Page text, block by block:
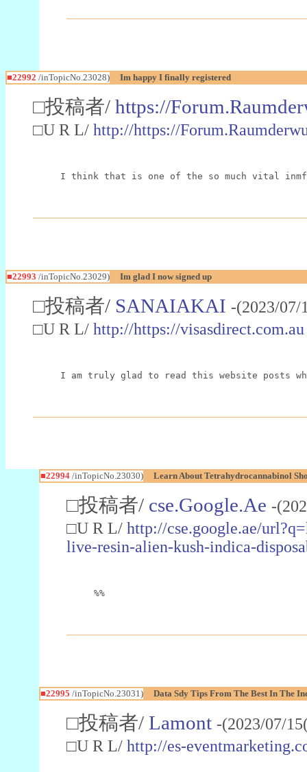
■22992 /inTopicNo.23028) Im happy I finally registered
□投稿者/ https://
□U R L/ http://https://
I think that is one of the so much vital
■22993 /inTopicNo.23029) Im glad I now signed up
□投稿者/ SANAIAKAI -(2023/
□U R L/ http://https://visasdirect.com.au
I am truly glad to read this website posts
■22994/inTopicNo.23030) Learn About Tetrahydrocannabinol
□投稿者/ cse.Google.Ae -
□U R L/ http://cse.google.ae/
live-resin-alien-kush-indica-
%%
■22995 /inTopicNo.23031) Data Sdy Tips From The Best In The
□投稿者/ Lamont -(2023/07/
□U R L/ http://es-